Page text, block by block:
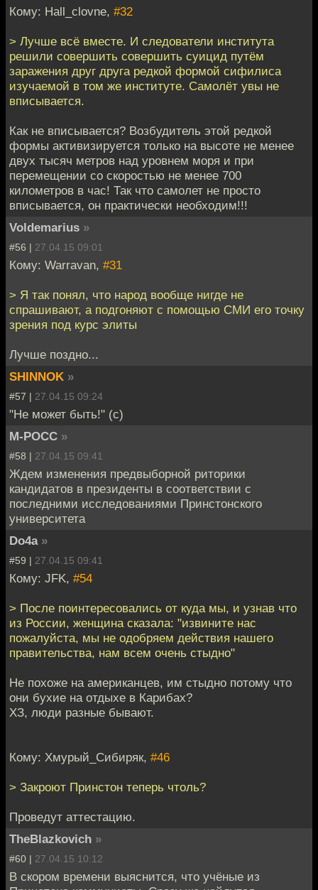
Кому: Hall_clovne, #32
> Лучше всё вместе. И следователи института
решили совершить совершить суицид путём
заражения друг друга редкой формой сифилиса
изучаемой в том же институте. Самолёт увы не
вписывается.
Как не вписывается? Возбудитель этой редкой
формы активизируется только на высоте не менее
двух тысяч метров над уровнем моря и при
перемещении со скоростью не менее 700
километров в час! Так что самолет не просто
вписывается, он практически необходим!!!
Voldemarius »
#56 | 27.04.15 09:01
Кому: Warravan, #31
> Я так понял, что народ вообще нигде не
спрашивают, а подгоняют с помощью СМИ его точку
зрения под курс элиты
Лучше поздно...
SHINNOK »
#57 | 27.04.15 09:24
"Не может быть!" (с)
М-РОСС »
#58 | 27.04.15 09:41
Ждем изменения предвыборной риторики
кандидатов в президенты в соответствии с
последними исследованиями Принстонского
университета
Do4a »
#59 | 27.04.15 09:41
Кому: JFK, #54
> После поинтересовались от куда мы, и узнав что
из России, женщина сказала: "извините нас
пожалуйста, мы не одобряем действия нашего
правительства, нам всем очень стыдно"
Не похоже на американцев, им стыдно потому что
они бухие на отдыхе в Карибах?
ХЗ, люди разные бывают.
Кому: Хмурый_Сибиряк, #46
> Закроют Принстон теперь чтоль?
Проведут аттестацию.
TheBlazkovich »
#60 | 27.04.15 10:12
В скором времени выяснится, что учёные из